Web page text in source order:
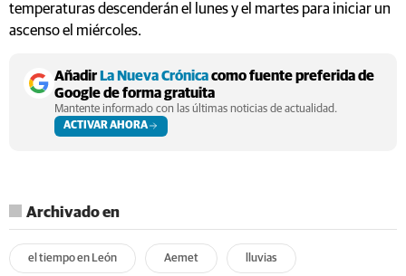
temperaturas descenderán el lunes y el martes para iniciar un
ascenso el miércoles.
AñadirLa Nueva Crónicacomo fuente preferida de
Google de forma gratuita
Mantente informado con las últimas noticias de actualidad.
ACTIVAR AHORA
Archivado en
el tiempo en León Aemet lluvias